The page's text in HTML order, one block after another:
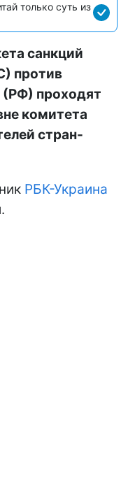
только суть из
санкций
против
проходят
комитета
стран-
РБК-Украина